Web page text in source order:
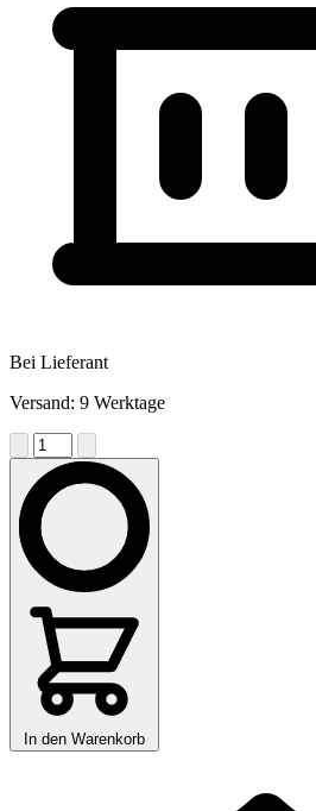
Bei Lieferant
Versand: 9 Werktage
In den Warenkorb